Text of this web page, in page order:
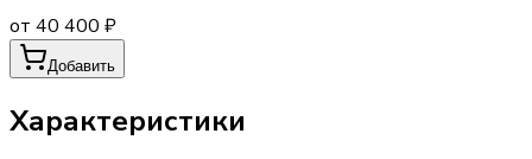
от 40 400 ₽
Добавить
Характеристики